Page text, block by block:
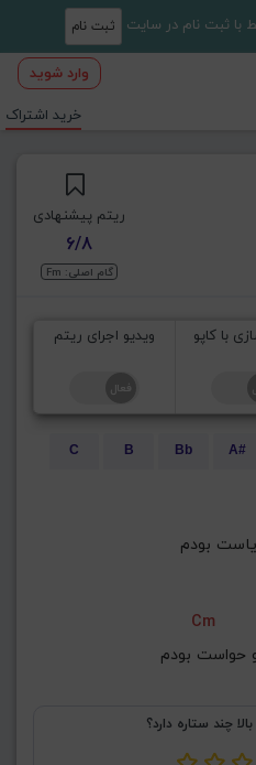
ثبت نام
وارد شوید
خرید اشتراک
ریتم پیشنهادی
6/8
گام اصلی: Fm
با کاپو ویدیو اجرای ریتم
A#
Bb
B
C
بودم
Cm
حواست بودم
چند ستاره دارد؟